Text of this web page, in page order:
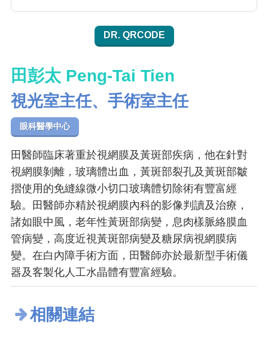
DR. QRCODE
田彭太 Peng-Tai Tien
視光室主任、手術室主任
眼科醫學中心
田醫師臨床著重於視網膜及黃斑部疾病，他在針對
視網膜剝離，玻璃體出血，黃斑部裂孔及黃斑部皺
摺使用的免縫線微小切口玻璃體切除術有豐富經
驗。田醫師亦精於視網膜內科的影像判讀及治療，
諸如眼中風，老年性黃斑部病變，息肉樣脈絡膜血
管病變，高度近視黃斑部病變及糖尿病視網膜病
變。在白內障手術方面，田醫師亦於最新型手術儀
器及客製化人工水晶體有豐富經驗。
相關連結